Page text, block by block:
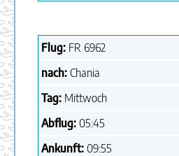
Flug: FR 6962
nach: Chania
Tag: Mittwoch
Abflug: 05:45
Ankunft: 09:55